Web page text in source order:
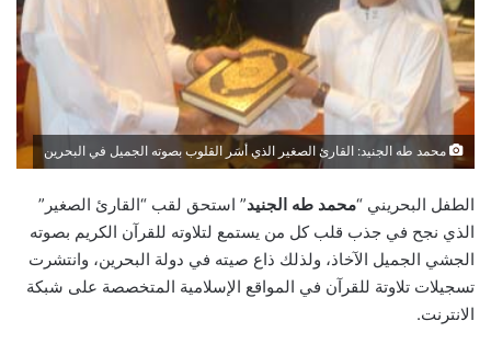
محمد طه الجنيد: القارئ الصغير الذي أسَر القلوب بصوته الجميل في البحرين
الطفل البحريني “محمد طه الجنيد” استحق لقب “القارئ الصغير”
الذي نجح في جذب قلب كل من يستمع لتلاوته للقرآن الكريم بصوته
الجشي الجميل الآخاذ، ولذلك ذاع صيته في دولة البحرين، وانتشرت
تسجيلات تلاوتة للقرآن في المواقع الإسلامية المتخصصة على شبكة
الانترنت.